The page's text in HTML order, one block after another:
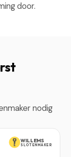
door.
nodig
WILLEMS
SLOTENMAKER